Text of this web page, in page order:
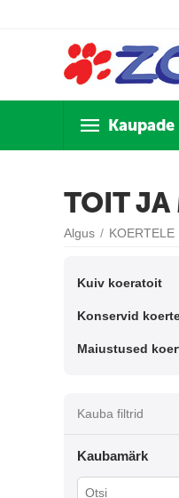
TOIT JA
Algus / KOERTELE
Kuiv koeratoit
Konservid
Maiustused
Kauba filtrid
Kaubamärk